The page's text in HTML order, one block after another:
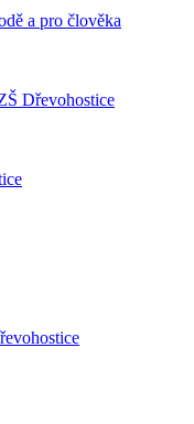
a pro člověka
Dřevohostice